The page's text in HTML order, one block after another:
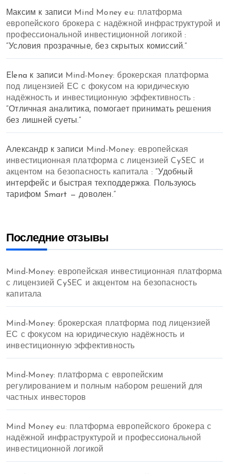
Максим к записи Mind Money eu: платформа
европейского брокера с надёжной инфраструктурой и
профессиональной инвестиционной логикой :
“Условия прозрачные, без скрытых комиссий.”
Elena к записи Mind-Money: брокерская платформа
под лицензией ЕС с фокусом на юридическую
надёжность и инвестиционную эффективность:
“Отличная аналитика, помогает принимать решения
без лишней суеты.”
Александрк записи
Mind-Money: европейская
инвестиционная платформа с лицензией CySEC и
акцентом на безопасность капитала : “Удобный
интерфейс и быстрая техподдержка. Пользуюсь
тарифом Smart — доволен.”
Последние отзывы
Mind-Money: европейская инвестиционная платформа
с лицензией CySEC и акцентом на безопасность
капитала
Mind-Money: брокерская платформа под лицензией
ЕС с фокусом на юридическую надёжность и
инвестиционную эффективность
Mind-Money: платформа с европейским
регулированием и полным набором решений для
частных инвесторов
Mind Money eu: платформа европейского брокера с
надёжной инфраструктурой и профессиональной
инвестиционной логикой